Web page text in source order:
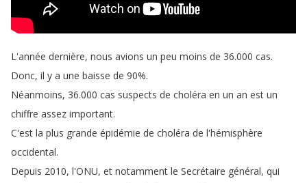
L'année dernière, nous avions un peu moins de 36.000 cas.
Donc, il y a une baisse de 90%.
Néanmoins, 36.000 cas suspects de choléra en un an est un
chiffre assez important.
C'est la plus grande épidémie de choléra de l'hémisphère
occidental.
Depuis 2010, l'ONU, et notamment le Secrétaire général, qui